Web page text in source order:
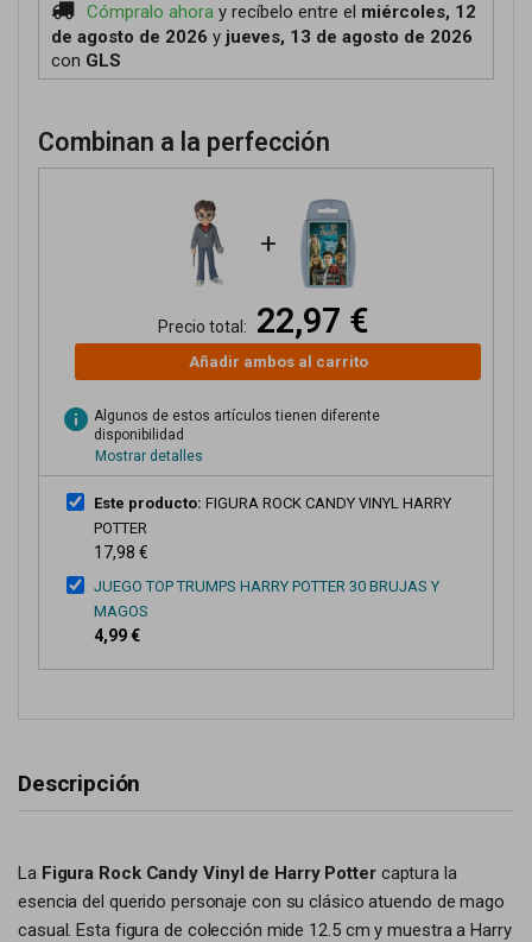
Cómpralo ahora y recíbelo entre el miércoles, 12
de agosto de 2026 y jueves, 13 de agosto de 2026
con GLS
Combinan a la perfección
+
Precio total: 22,97 €
Añadir ambos al carrito
info Algunos de estos artículos tienen diferente
disponibilidad
Mostrar detalles
Este producto: FIGURA ROCK CANDY VINYL HARRY
POTTER
17,98 €
JUEGO TOP TRUMPS HARRY POTTER 30 BRUJAS Y
MAGOS
4,99 €
Descripción
La Figura Rock Candy Vinyl de Harry Pottercaptura la
esencia del querido personaje con su clásico atuendo de mago
casual. Esta figura de colección mide 12.5 cm y muestra a Harry